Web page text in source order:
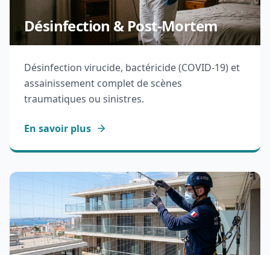
Désinfection & Post-Mortem
Désinfection virucide, bactéricide (COVID-19) et
assainissement complet de scènes
traumatiques ou sinistres.
En savoir plus